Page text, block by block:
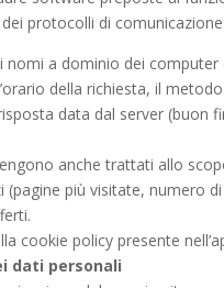
protocolli di
a dominio dei
della richiesta, il
data dal server (buon
anche trattati allo
(pagine più visitate,
cookie policy presente
dati personali